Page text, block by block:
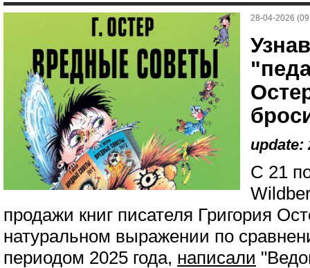
28-04-2026
update:
С 21
продажи книг писателя Григория
натуральном выражении по
периодом 2025 года, написали